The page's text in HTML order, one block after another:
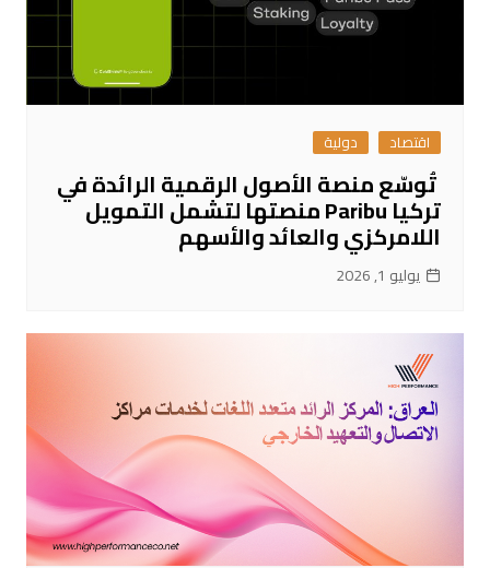
اقتصاد دولية
تُوسّع منصة الأصول الرقمية الرائدة في
تركيا Paribu منصتها لتشمل التمويل
اللامركزي والعائد والأسهم
يوليو 1, 2026